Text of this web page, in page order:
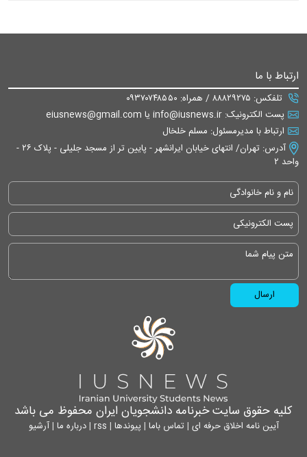
ارتباط با ما
تلفکس: ۸۸۸۲۹۲۷۵ / همراه: ۰۹۳۷۰۷۴۸۵۵۰
پست الکترونیک: info@iusnews.ir یا eiusnews@gmail.com
ارتباط با مدیرمسئول: مسلم خلخال
آدرس: تهران/ انتهای خیابان ایرانشهر - پایین تر از مسجد جلیلی - پلاک ۲۶ -
واحد ۲
کلیه حقوق سایت خبرنامه دانشجویان ایران محفوظ می باشد
آیین نامه اخلاق حرفه ای | تماس باما | پیوندها |
rss
|درباره ما |آرشیو